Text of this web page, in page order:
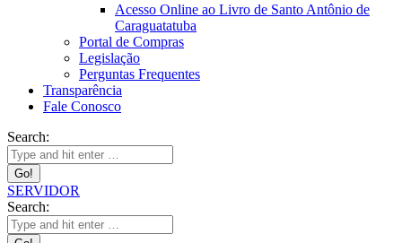
Acesso Online ao Livro de Santo Antônio de
Caraguatatuba
Portal de Compras
Legislação
Perguntas Frequentes
Transparência
Fale Conosco
Search:
SERVIDOR
Search: